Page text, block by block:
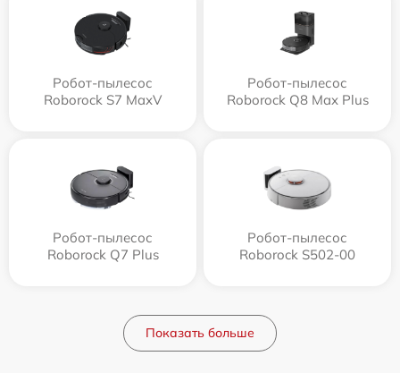
Робот-пылесос
Roborock S7 MaxV
Робот-пылесос
Roborock Q8 Max Plus
Робот-пылесос
Roborock Q7 Plus
Робот-пылесос
Roborock S502-00
Показать больше